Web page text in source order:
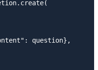
question},